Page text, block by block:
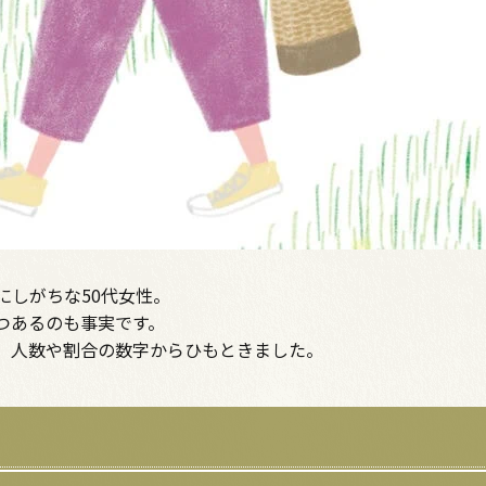
がちな50代女性。
るのも事実です。
数や割合の数字からひもときました。